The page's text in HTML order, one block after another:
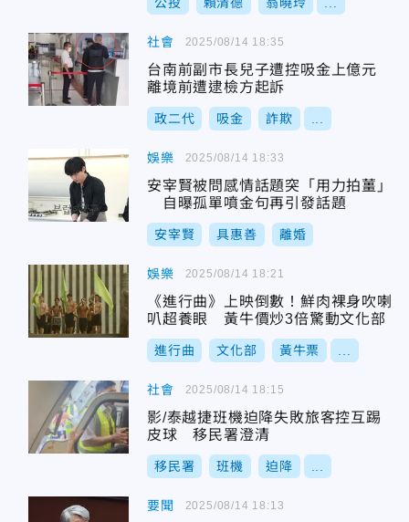
社會
台南前副市長兒子遭控吸金上億元
離境前遭逮檢方起訴
政二代 吸金 詐欺
2025/08/14 18:35
娛樂
安宰賢被問感情話題突「用力拍薑」
自曝孤單噴金句再引發話題
安宰賢 具惠善 離婚
2025/08/14 18:33
娛樂
《進行曲》上映倒數！鮮肉裸身吹喇
叭超養眼 黃牛價炒3倍驚動文化部
進行曲 文化部 黃牛票
2025/08/14 18:21
社會
影/泰越捷班機迫降失敗旅客控互踢
皮球 移民署澄清
移民署 班機 迫降
2025/08/14 18:15
要聞 2025/08/14 18:13